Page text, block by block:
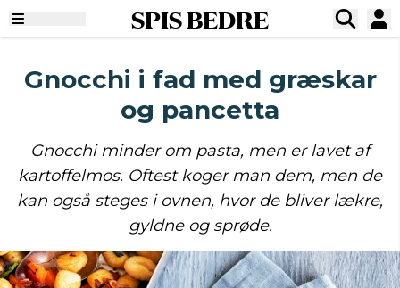
SPIS BEDRE
Gnocchi i fad med græskar
og pancetta
Gnocchi minder om pasta, men er lavet af
kartoffelmos. Oftest koger man dem, men de
kan også steges i ovnen, hvor de bliver lækre,
gyldne og sprøde.